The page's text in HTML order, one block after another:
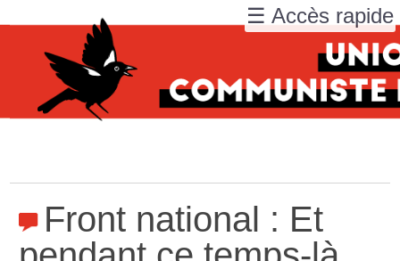
Front national : Et
☰ Accès rapide